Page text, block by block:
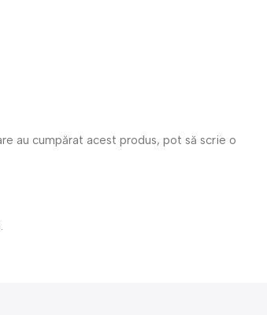
au cumpărat acest produs, pot să scrie o